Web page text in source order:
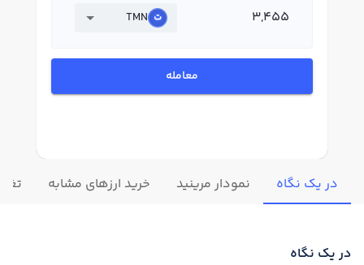
TMN
معامله
در یک نگاه نمودار مرینید خرید ارزهای مشابه
در یک نگاه